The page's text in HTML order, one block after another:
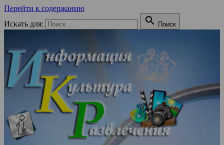
Перейти к содержанию
Искать для:
 Поиск